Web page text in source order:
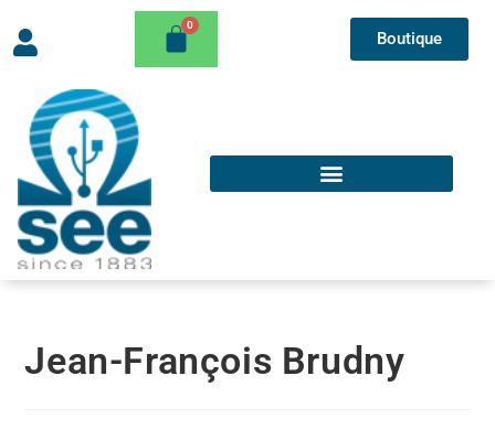
Boutique
Jean-François Brudny